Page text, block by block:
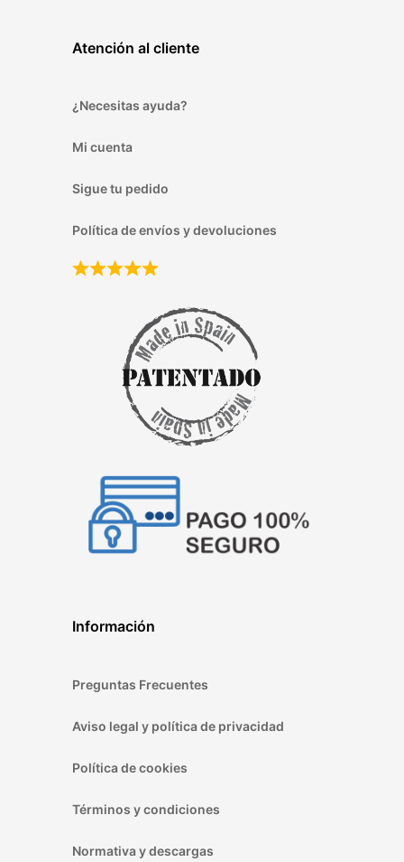
Atención al cliente
¿Necesitas ayuda?
Mi cuenta
Sigue tu pedido
Política de envíos y devoluciones
Información
Preguntas Frecuentes
Aviso legal y política de privacidad
Política de cookies
Términos y condiciones
Normativa y descargas